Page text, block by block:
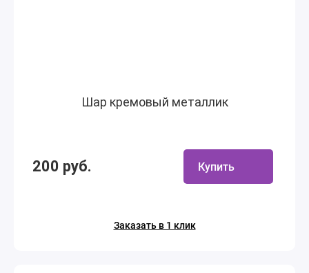
Шар кремовый металлик
200 руб. Купить
Заказать в 1 клик